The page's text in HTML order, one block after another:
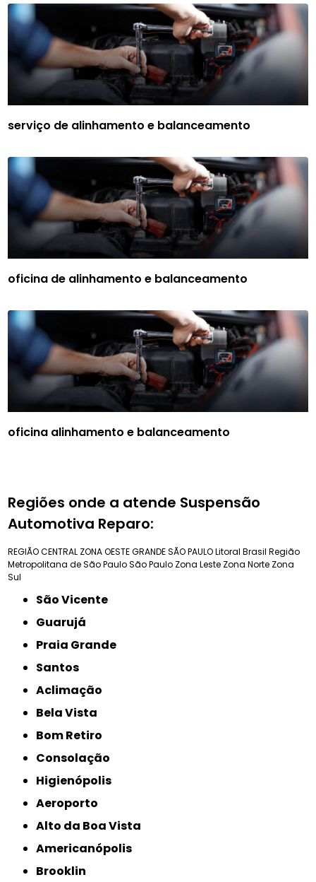
serviço de alinhamento e balanceamento
oficina de alinhamento e balanceamento
oficina alinhamento e balanceamento
Regiões onde a atende Suspensão
Automotiva Reparo:
REGIÃO CENTRAL ZONA OESTEGRANDE SÃO PAULOLitoral Brasil Região
Metropolitana de São PauloSão Paulo Zona Leste Zona Norte Zona
Sul
São Vicente
Guarujá
Praia Grande
Santos
Aclimação
Bela Vista
Bom Retiro
Consolação
Higienópolis
Aeroporto
Alto da Boa Vista
Americanópolis
Brooklin